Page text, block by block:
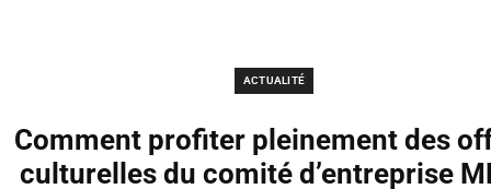
ACTUALITÉ
Comment profiter pleinement des
culturelles du comité d’entreprise